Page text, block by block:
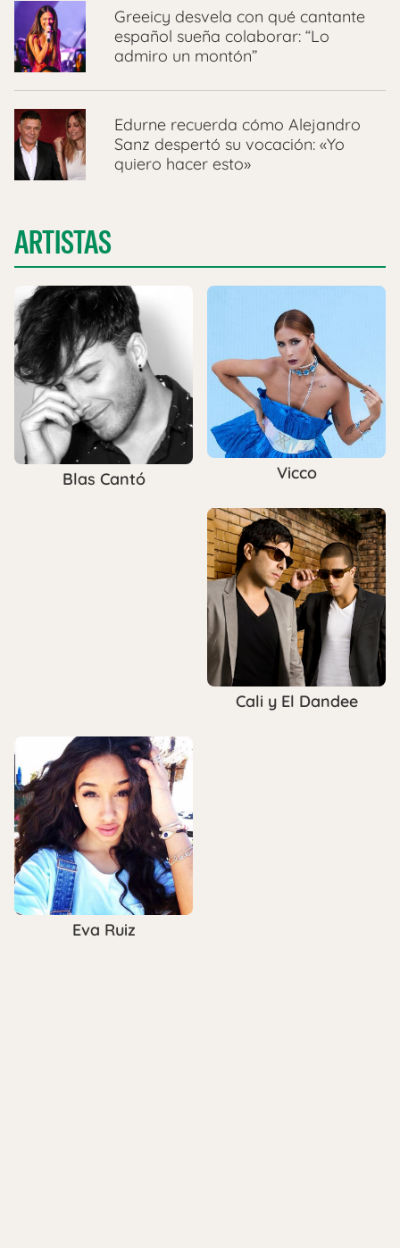
Greeicy desvela con qué cantante
español sueña colaborar: “Lo
admiro un montón”
Edurne recuerda cómo Alejandro
Sanz despertó su vocación: «Yo
quiero hacer esto»
ARTISTAS
Blas Cantó Vicco
Cali y El Dandee
Eva Ruiz